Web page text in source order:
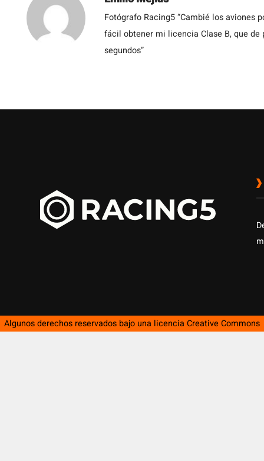
Fotógrafo Racing5 “Cambié los aviones
fácil obtener mi licencia Clase B, que
segundos”
Algunos derechos reservados bajo una licencia Creative Commons